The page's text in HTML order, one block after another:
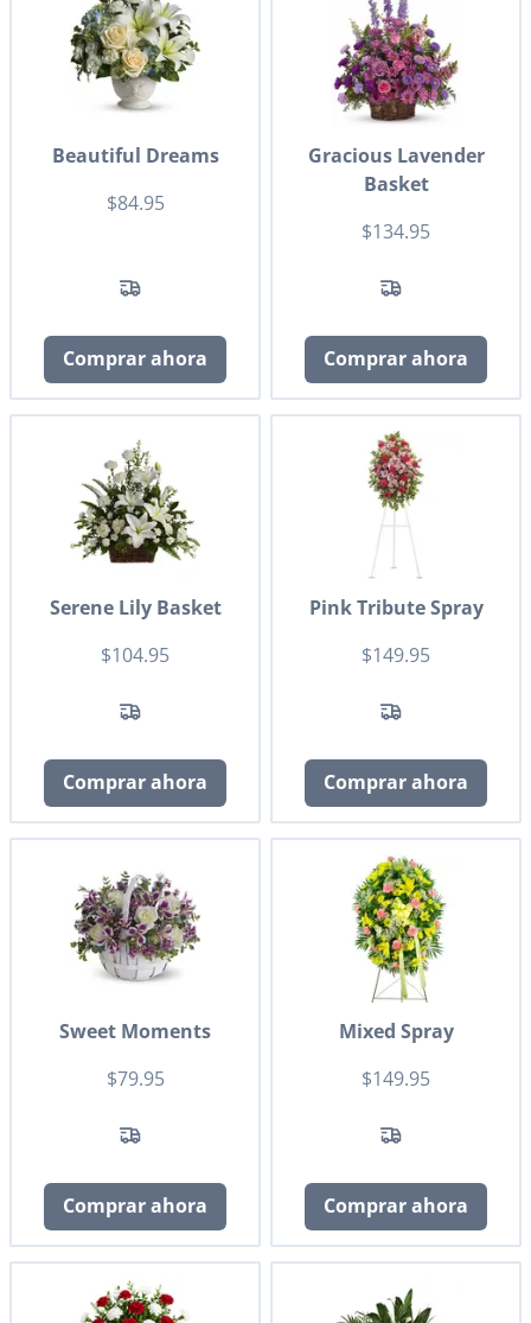
Beautiful Dreams
$84.95
Comprar ahora
Gracious Lavender
Basket
$134.95
Comprar ahora
Serene Lily Basket
$104.95
Comprar ahora
Pink Tribute Spray
$149.95
Comprar ahora
Sweet Moments
$79.95
Comprar ahora
Mixed Spray
$149.95
Comprar ahora